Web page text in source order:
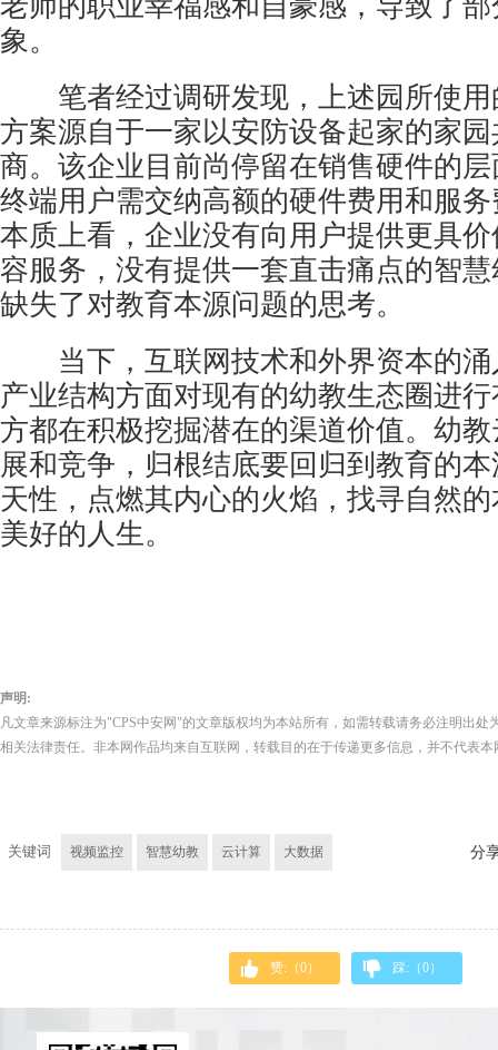
象。
笔者经过调研发现，上述园所使用
方案源自于一家以安防设备起家的家
商。该企业目前尚停留在销售硬件的
终端用户需交纳高额的硬件费用和服
本质上看，企业没有向用户提供更具
容服务，没有提供一套直击痛点的智
缺失了对教育本源问题的思考。
当下，互联网技术和外界资本的涌
产业结构方面对现有的幼教生态圈进
方都在积极挖掘潜在的渠道价值。幼
展和竞争，归根结底要回归到教育的
天性，点燃其内心的火焰，找寻自然
美好的人生。
声明:
凡文章来源标注为"CPS中安网"的文章版权均为本站所有，如需转载请务必注明出处
相关法律责任。非本网作品均来自互联网，转载目的在于传递更多信息，并不代表
关键词 视频监控 智慧幼教 云计算 大数据 分
赞:（0） 踩:（0）